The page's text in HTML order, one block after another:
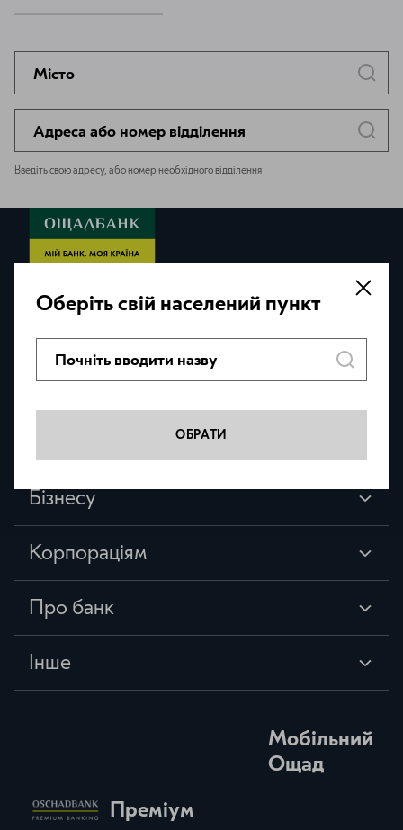
МІЙ БАНК
Введіть свою адресу, або номер необхідного відділення
ЗВОРОТНИЙ ЗВ'ЯЗОК
0 800 210 800
Приватним клієнтам
Бізнесу
Корпораціям
Про банк
Iнше
Мобільний
Ощад
Преміум
Оберіть свій населений пункт
ОБРАТИ